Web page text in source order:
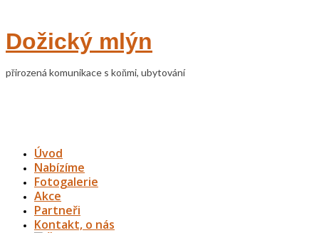
Dožický mlýn
přirozená komunikace s koňmi, ubytování
Úvod
Nabízíme
Fotogalerie
Akce
Partneři
Kontakt, o nás